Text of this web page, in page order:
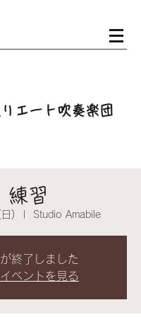
エート吹奏楽団
練習
) Studio Amabile
終了しました
ベントを見る